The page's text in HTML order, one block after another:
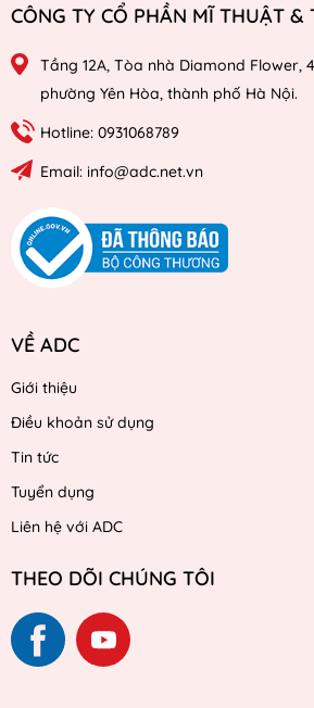
CÔNG TY CỔ PHẦN MĨ THUẬT &
Tầng 12A, Tòa nhà Diamond Flower,
phường Yên Hòa, thành phố Hà Nội.
Hotline: 0931068789
Email: info@adc.net.vn
VỀ ADC
Giới thiệu
Điều khoản sử dụng
Tin tức
Tuyển dụng
Liên hệ với ADC
THEO DÕI CHÚNG TÔI